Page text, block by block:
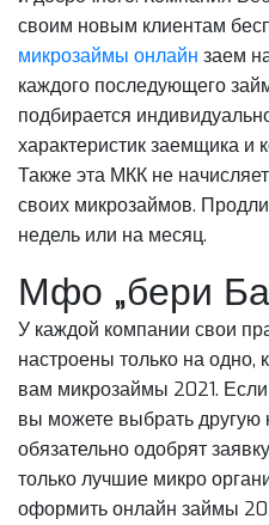
своим новым клиентам
микрозаймы онлайн заем
каждого последующего
подбирается
характеристик заемщика и
Также эта МКК не
своих микрозаймов.
недель или на месяц.
Мфо „бери
У каждой компании свои
настроены только на
вам микрозаймы 2021.
вы можете выбрать другую
обязательно одобрят
только лучшие микро
оформить онлайн займы